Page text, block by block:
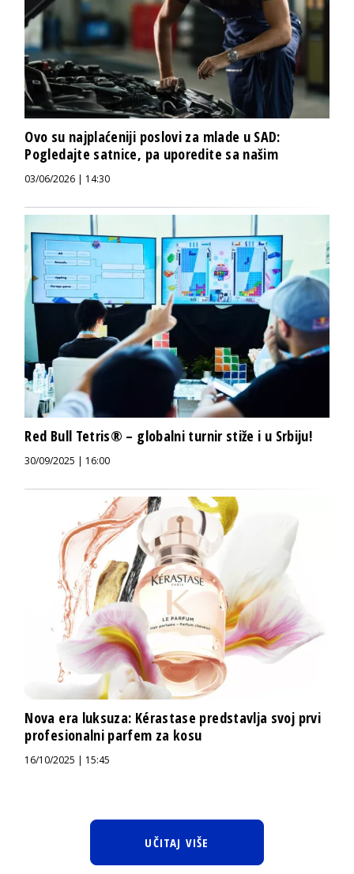
Ovo su najplaćeniji poslovi za mlade u SAD:
Pogledajte satnice, pa uporedite sa našim
03/06/2026 | 14:30
Red Bull Tetris® – globalni turnir stiže i u Srbiju!
30/09/2025 | 16:00
Nova era luksuza: Kérastase predstavlja svoj prvi
profesionalni parfem za kosu
16/10/2025 | 15:45
UČITAJ VIŠE